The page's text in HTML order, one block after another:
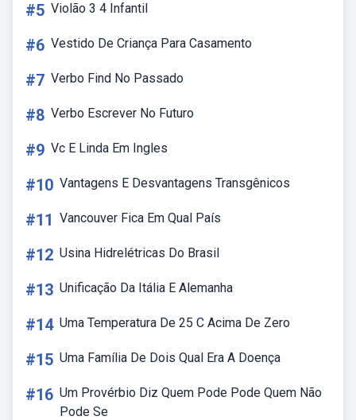
#5 Violão 3 4 Infantil
#6 Vestido De Criança Para Casamento
#7 Verbo Find No Passado
#8 Verbo Escrever No Futuro
#9 Vc E Linda Em Ingles
#10 Vantagens E Desvantagens Transgênicos
#11 Vancouver Fica Em Qual País
#12 Usina Hidrelétricas Do Brasil
#13 Unificação Da Itália E Alemanha
#14 Uma Temperatura De 25 C Acima De Zero
#15 Uma Família De Dois Qual Era A Doença
#16 Um Provérbio Diz Quem Pode Pode Quem Não
Pode Se